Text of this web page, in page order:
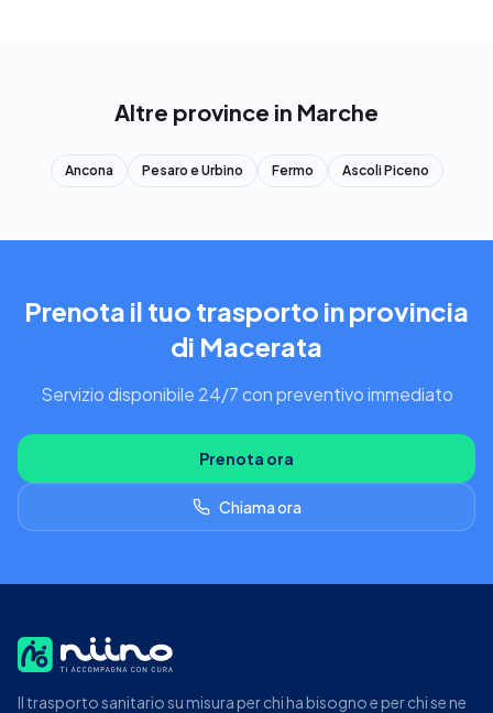
Altre province in Marche
Ancona Pesaro e Urbino Fermo Ascoli Piceno
Prenota il tuo trasporto in provincia
di Macerata
Servizio disponibile 24/7 con preventivo immediato
Prenota ora
Chiama ora
Il trasporto sanitario su misura per chi ha bisogno e per chi se ne